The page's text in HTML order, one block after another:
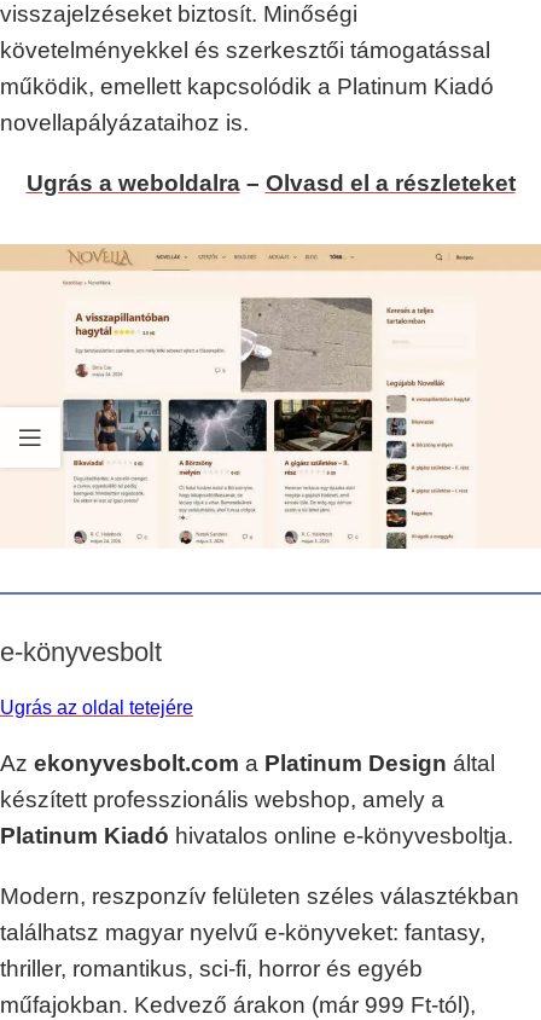
visszajelzéseket biztosít. Minőségi
követelményekkel és szerkesztői támogatással
működik, emellett kapcsolódik a Platinum Kiadó
novellapályázataihoz is.
Ugrás a weboldalra– Olvasd el a részleteket
e-könyvesbolt
Ugrás az oldal tetejére
Az ekonyvesbolt.com a Platinum Design által
készített professzionális webshop, amely a
Platinum Kiadó hivatalos online e-könyvesboltja.
Modern, reszponzív felületen széles választékban
találhatsz magyar nyelvű e-könyveket: fantasy,
thriller, romantikus, sci-fi, horror és egyéb
műfajokban. Kedvező árakon (már 999 Ft-tól),